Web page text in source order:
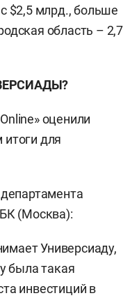
$2,5 млрд., больше
область – 2,7
оценили
для
(Москва):
Универсиаду,
была такая
инвестиций в